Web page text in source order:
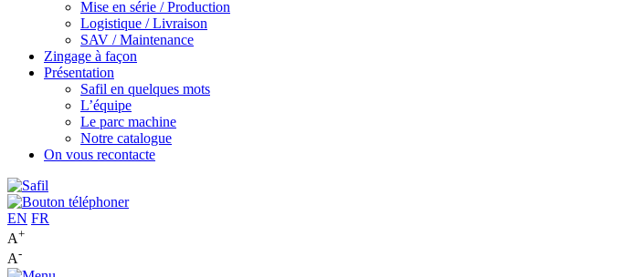
Mise en série / Production
Logistique / Livraison
SAV / Maintenance
Zingage à façon
Présentation
Safil en quelques mots
L’équipe
Le parc machine
Notre catalogue
On vous recontacte
EN FR
A+
A-